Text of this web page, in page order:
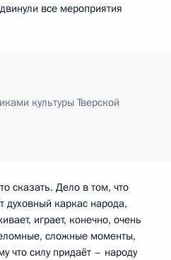
все мероприятия
культуры Тверской
сказать. Дело в том, что
духовный каркас народа,
играет, конечно, очень
сложные моменты,
что силу придаёт – народу